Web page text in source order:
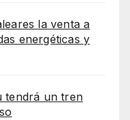
la venta a
energéticas y
tendrá un tren